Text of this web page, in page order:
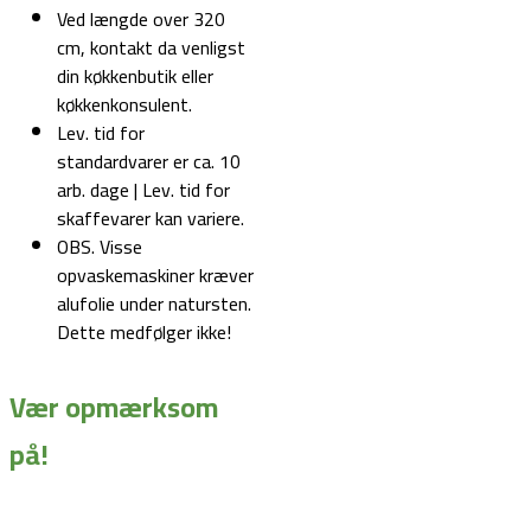
Ved længde over 320
cm, kontakt da venligst
din køkkenbutik eller
køkkenkonsulent.
Lev. tid for
standardvarer er ca. 10
arb. dage | Lev. tid for
skaffevarer kan variere.
OBS. Visse
opvaskemaskiner kræver
alufolie under natursten.
Dette medfølger ikke!
Vær opmærksom
på!